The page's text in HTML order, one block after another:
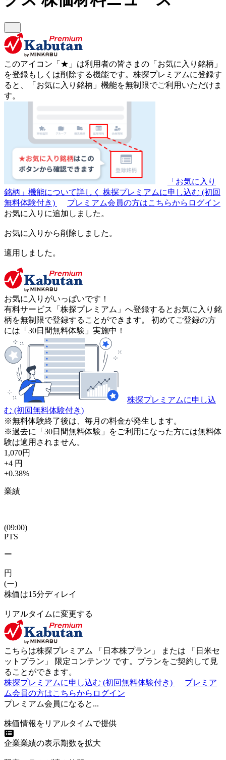
このアイコン 「★」 は利用者の皆さまの 「お気に入り銘柄」
を登録もしくは削除する機能です。 株探プレミアムに登録す
ると、「お気に入り銘柄」機能を無制限でご利用いただけま
す。
「お気に入り
銘柄」機能について詳しく 株探プレミアムに申し込む (初回
無料体験付き)
プレミアム会員の方はこちらからログイン
お気に入りに追加しました。
お気に入りから削除しました。
適用しました。
お気に入りがいっぱいです！
有料サービス「株探プレミアム」へ登録するとお気に入り銘
柄を無制限で登録することができます。 初めてご登録の方
には「30日間無料体験」実施中！
株探プレミアムに申し込
む (初回無料体験付き)
※無料体験終了後は、毎月の料金が発生します。
※過去に「30日間無料体験」をご利用になった方には無料体
験は適用されません。
1,070円
+4 円
+0.38%
業績
(09:00)
PTS
ー
円
(ー)
株価は15分ディレイ
リアルタイムに変更する
こちらは株探プレミアム 「 日本株プラン 」 または 「 日米セ
ットプラン 」 限定コンテンツ です。プランをご契約して見
ることができます。
株探プレミアムに申し込む (初回無料体験付き)
プレミア
ム会員の方はこちらからログイン
プレミアム会員になると...
株価情報をリアルタイムで提供
企業業績の表示期数を拡大